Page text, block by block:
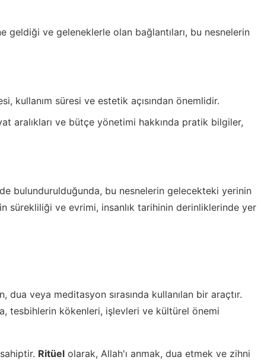
geldiği ve geleneklerle olan bağlantıları, bu nesnelerin
kullanım süresi ve estetik açısından önemlidir.
aralıkları ve bütçe yönetimi hakkında pratik bilgiler,
bulundurulduğunda, bu nesnelerin gelecekteki yerinin
sürekliliği ve evrimi, insanlık tarihinin derinliklerinde yer
veya meditasyon sırasında kullanılan bir araçtır.
tesbihlerin kökenleri, işlevleri ve kültürel önemi
Ritüel olarak, Allah'ı anmak, dua etmek ve zihni